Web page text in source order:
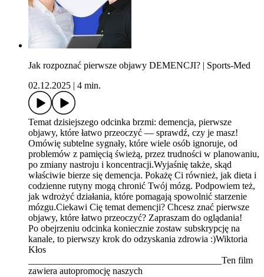
Jak rozpoznać pierwsze objawy DEMENCJI? | Sports-Med
02.12.2025
4 min.
Temat dzisiejszego odcinka brzmi: demencja, pierwsze
objawy, które łatwo przeoczyć — sprawdź, czy je masz!
Omówię subtelne sygnały, które wiele osób ignoruje, od
problemów z pamięcią świeżą, przez trudności w planowaniu,
po zmiany nastroju i koncentracji.Wyjaśnię także, skąd
właściwie bierze się demencja. Pokażę Ci również, jak dieta i
codzienne rutyny mogą chronić Twój mózg. Podpowiem też,
jak wdrożyć działania, które pomagają spowolnić starzenie
mózgu.Ciekawi Cię temat demencji? Chcesz znać pierwsze
objawy, które łatwo przeoczyć? Zapraszam do oglądania!
Po obejrzeniu odcinka koniecznie zostaw subskrypcję na
kanale, to pierwszy krok do odzyskania zdrowia :)Wiktoria
Kłos
_________________________________________Ten film
zawiera autopromocję naszych